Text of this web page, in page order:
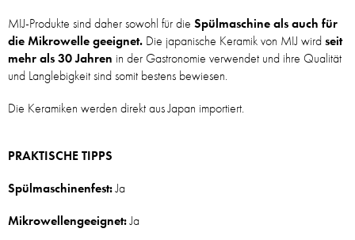
MIJ-Produkte sind daher sowohl für die Spülmaschine als auch für
die Mikrowelle geeignet. Die japanische Keramik von MIJ wirdseit
mehr als 30 Jahren in der Gastronomie verwendet und ihre Qualität
und Langlebigkeit sind somit bestens bewiesen.
Die Keramiken werden direkt aus Japan importiert.
PRAKTISCHE TIPPS
Spülmaschinenfest:Ja
Mikrowellengeeignet:Ja